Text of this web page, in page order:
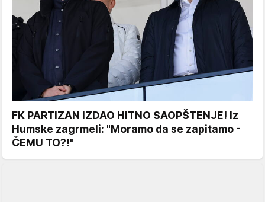
FK PARTIZAN IZDAO HITNO SAOPŠTENJE! Iz
Humske zagrmeli: "Moramo da se zapitamo -
ČEMU TO?!"